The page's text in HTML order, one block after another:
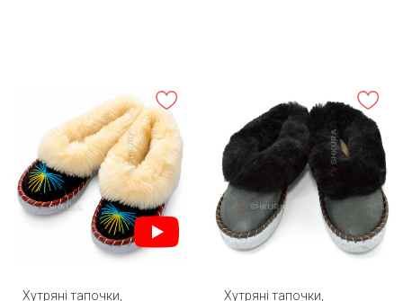
Хутряні тапочки,
Хутряні тапочки,